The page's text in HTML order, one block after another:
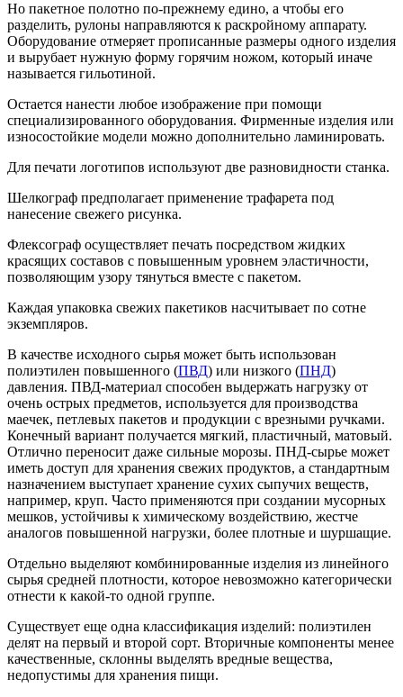
Но пакетное полотно по-прежнему едино, а чтобы его
разделить, рулоны направляются к раскройному аппарату.
Оборудование отмеряет прописанные размеры одного изделия
и вырубает нужную форму горячим ножом, который иначе
называется гильотиной.
Остается нанести любое изображение при помощи
специализированного оборудования. Фирменные изделия или
износостойкие модели можно дополнительно ламинировать.
Для печати логотипов используют две разновидности станка.
Шелкограф предполагает применение трафарета под
нанесение свежего рисунка.
Флексограф осуществляет печать посредством жидких
красящих составов с повышенным уровнем эластичности,
позволяющим узору тянуться вместе с пакетом.
Каждая упаковка свежих пакетиков насчитывает по сотне
экземпляров.
В качестве исходного сырья может быть использован
полиэтилен повышенного (ПВД) или низкого (ПНД)
давления. ПВД-материал способен выдержать нагрузку от
очень острых предметов, используется для производства
маечек, петлевых пакетов и продукции с врезными ручками.
Конечный вариант получается мягкий, пластичный, матовый.
Отлично переносит даже сильные морозы. ПНД-сырье может
иметь доступ для хранения свежих продуктов, а стандартным
назначением выступает хранение сухих сыпучих веществ,
например, круп. Часто применяются при создании мусорных
мешков, устойчивы к химическому воздействию, жестче
аналогов повышенной нагрузки, более плотные и шуршащие.
Отдельно выделяют комбинированные изделия из линейного
сырья средней плотности, которое невозможно категорически
отнести к какой-то одной группе.
Существует еще одна классификация изделий: полиэтилен
делят на первый и второй сорт. Вторичные компоненты менее
качественные, склонны выделять вредные вещества,
недопустимы для хранения пищи.